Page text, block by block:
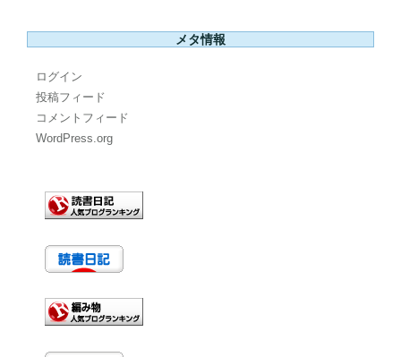
メタ情報
ログイン
投稿フィード
コメントフィード
WordPress.org